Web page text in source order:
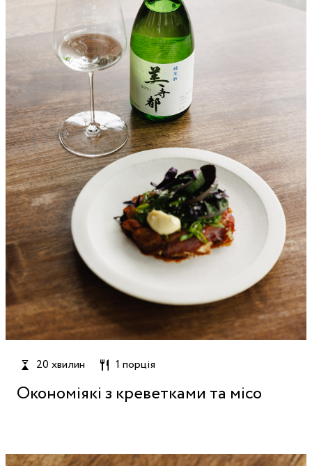
20 хвилин 1 порція
Окономіякі з креветками та місо